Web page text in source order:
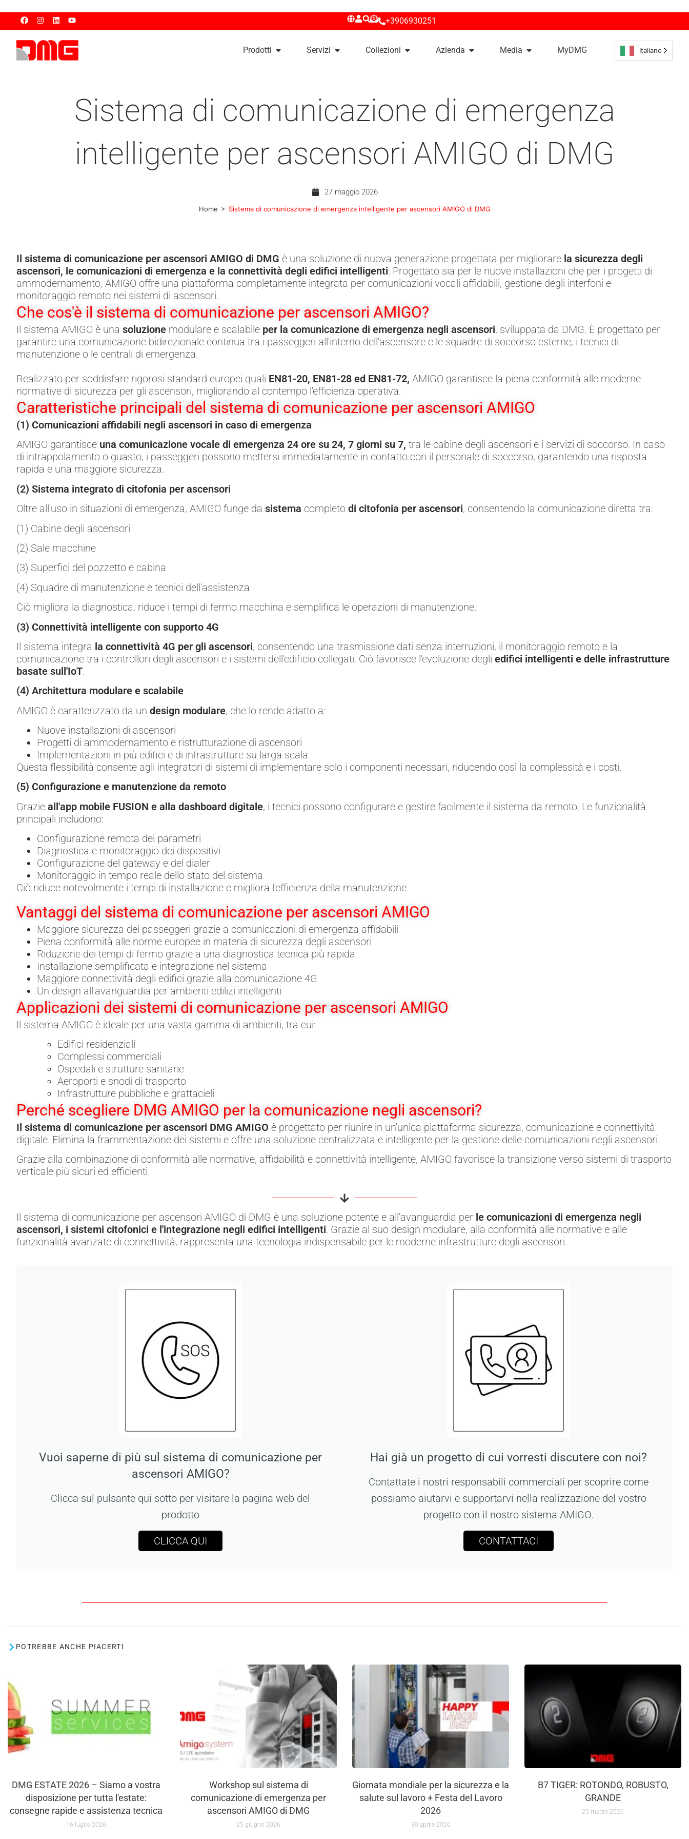
+3906930251
Prodotti Servizi Collezioni Azienda Media MyDMG Italiano
Sistema di comunicazione di emergenza
intelligente per ascensori AMIGO di DMG
27 maggio 2026
Home > Sistema di comunicazione di emergenza intelligente per ascensori AMIGO di DMG
Il sistema di comunicazione per ascensori AMIGO di DMG è una soluzione di nuova generazione progettata per migliorare la sicurezza degli
ascensori, le comunicazioni di emergenza e la connettività degli edifici intelligenti. Progettato sia per le nuove installazioni che per i progetti di
ammodernamento, AMIGO offre una piattaforma completamente integrata per comunicazioni vocali affidabili, gestione degli interfoni e
monitoraggio remoto nei sistemi di ascensori.
Che cos'è il sistema di comunicazione per ascensori AMIGO?
Il sistema AMIGO è una soluzione modulare e scalabile per la comunicazione di emergenza negli ascensori, sviluppata da DMG. È progettato per
garantire una comunicazione bidirezionale continua tra i passeggeri all'interno dell'ascensore e le squadre di soccorso esterne, i tecnici di
manutenzione o le centrali di emergenza.
Realizzato per soddisfare rigorosi standard europei quali EN81-20, EN81-28 ed EN81-72, AMIGO garantisce la piena conformità alle moderne
normative di sicurezza per gli ascensori, migliorando al contempo l'efficienza operativa.
Caratteristiche principali del sistema di comunicazione per ascensori AMIGO
(1) Comunicazioni affidabili negli ascensori in caso di emergenza
AMIGO garantisce una comunicazione vocale di emergenza 24 ore su 24, 7 giorni su 7, tra le cabine degli ascensori e i servizi di soccorso. In caso
di intrappolamento o guasto, i passeggeri possono mettersi immediatamente in contatto con il personale di soccorso, garantendo una risposta
rapida e una maggiore sicurezza.
(2) Sistema integrato di citofonia per ascensori
Oltre all'uso in situazioni di emergenza, AMIGO funge da sistema completo di citofonia per ascensori, consentendo la comunicazione diretta tra:
(1) Cabine degli ascensori
(2) Sale macchine
(3) Superfici del pozzetto e cabina
(4) Squadre di manutenzione e tecnici dell'assistenza
Ciò migliora la diagnostica, riduce i tempi di fermo macchina e semplifica le operazioni di manutenzione.
(3) Connettività intelligente con supporto 4G
Il sistema integra la connettività 4G per gli ascensori, consentendo una trasmissione dati senza interruzioni, il monitoraggio remoto e la
comunicazione tra i controllori degli ascensori e i sistemi dell'edificio collegati. Ciò favorisce l'evoluzione degli edifici intelligenti e delle infrastrutture
basate sull'IoT.
(4) Architettura modulare e scalabile
AMIGO è caratterizzato da un design modulare, che lo rende adatto a:
Nuove installazioni di ascensori
Progetti di ammodernamento e ristrutturazione di ascensori
Implementazioni in più edifici e di infrastrutture su larga scala
Questa flessibilità consente agli integratori di sistemi di implementare solo i componenti necessari, riducendo così la complessità e i costi.
(5) Configurazione e manutenzione da remoto
Grazie all'app mobile FUSION e alla dashboard digitale, i tecnici possono configurare e gestire facilmente il sistema da remoto. Le funzionalità
principali includono:
Configurazione remota dei parametri
Diagnostica e monitoraggio dei dispositivi
Configurazione del gateway e del dialer
Monitoraggio in tempo reale dello stato del sistema
Ciò riduce notevolmente i tempi di installazione e migliora l'efficienza della manutenzione.
Vantaggi del sistema di comunicazione per ascensori AMIGO
Maggiore sicurezza dei passeggeri grazie a comunicazioni di emergenza affidabili
Piena conformità alle norme europee in materia di sicurezza degli ascensori
Riduzione dei tempi di fermo grazie a una diagnostica tecnica più rapida
Installazione semplificata e integrazione nel sistema
Maggiore connettività degli edifici grazie alla comunicazione 4G
Un design all'avanguardia per ambienti edilizi intelligenti
Applicazioni dei sistemi di comunicazione per ascensori AMIGO
Il sistema AMIGO è ideale per una vasta gamma di ambienti, tra cui:
Edifici residenziali
Complessi commerciali
Ospedali e strutture sanitarie
Aeroporti e snodi di trasporto
Infrastrutture pubbliche e grattacieli
Perché scegliere DMG AMIGO per la comunicazione negli ascensori?
Il sistema di comunicazione per ascensori DMG AMIGO è progettato per riunire in un'unica piattaforma sicurezza, comunicazione e connettività
digitale. Elimina la frammentazione dei sistemi e offre una soluzione centralizzata e intelligente per la gestione delle comunicazioni negli ascensori.
Grazie alla combinazione di conformità alle normative, affidabilità e connettività intelligente, AMIGO favorisce la transizione verso sistemi di trasporto
verticale più sicuri ed efficienti.
Il sistema di comunicazione per ascensori AMIGO di DMG è una soluzione potente e all'avanguardia per le comunicazioni di emergenza negli
ascensori, i sistemi citofonici e l'integrazione negli edifici intelligenti. Grazie al suo design modulare, alla conformità alle normative e alle
funzionalità avanzate di connettività, rappresenta una tecnologia indispensabile per le moderne infrastrutture degli ascensori.
Vuoi saperne di più sul sistema di comunicazione per
ascensori AMIGO?
Clicca sul pulsante qui sotto per visitare la pagina web del
prodotto
CLICCA QUI
Hai già un progetto di cui vorresti discutere con noi?
Contattate i nostri responsabili commerciali per scoprire come
possiamo aiutarvi e supportarvi nella realizzazione del vostro
progetto con il nostro sistema AMIGO.
CONTATTACI
POTREBBE ANCHE PIACERTI
DMG ESTATE 2026 – Siamo a vostra
disposizione per tutta l'estate:
consegne rapide e assistenza tecnica
16 luglio 2026
Workshop sul sistema di
comunicazione di emergenza per
ascensori AMIGO di DMG
25 giugno 2026
Giornata mondiale per la sicurezza e la
salute sul lavoro + Festa del Lavoro
2026
30 aprile 2026
B7 TIGER: ROTONDO, ROBUSTO,
GRANDE
25 marzo 2026